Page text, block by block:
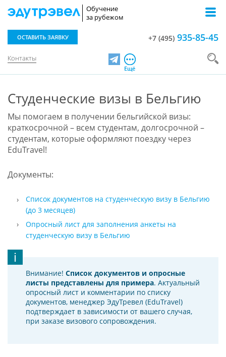
Обучение
за рубежом
Контакты
ОСТАВИТЬ ЗАЯВКУ +7 (495) 935-85-45
TelegramЕщё
Студенческие визы в Бельгию
Мы помогаем в получении бельгийской визы:
краткосрочной – всем студентам, долгосрочной –
студентам, которые оформляют поездку через
EduTravel!
Документы:
Cписок документов на студенческую визу в Бельгию
(до 3 месяцев)
Опросный лист для заполнения анкеты на
студенческую визу в Бельгию
Внимание! Список документов и опросные
листы представлены для примера. Актуальный
опросный лист и комментарии по списку
документов, менеджер ЭдуТревел (EduTravel)
подтверждает в зависимости от вашего случая,
при заказе визового сопровождения.